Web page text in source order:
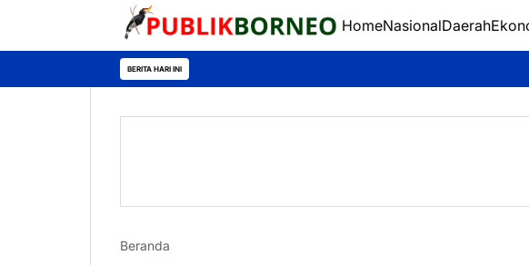
HomeNasionalDaerah
BERITA HARI INI Jayadie Y.
Beranda